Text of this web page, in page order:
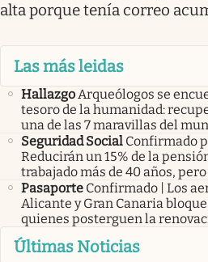
alta porque tenía correo
Las más leidas
HallazgoArqueólogos se
tesoro de la humanidad:
una de las 7 maravillas del
Seguridad Social Confirmado
Reducirán un 15% de la
trabajado más de 40 años,
Pasaporte Confirmado | Los
Alicante y Gran Canaria
quienes posterguen la
Últimas Noticias